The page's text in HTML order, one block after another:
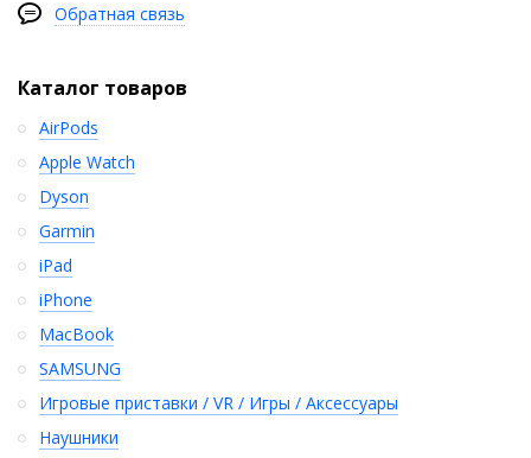
Обратная связь
Каталог товаров
AirPods
Apple Watch
Dyson
Garmin
iPad
iPhone
MacBook
SAMSUNG
Игровые приставки / VR / Игры / Аксессуары
Наушники